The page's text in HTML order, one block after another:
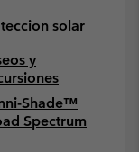
solar
y
Shade™
Spectrum